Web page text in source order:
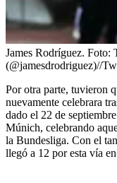
James Rodríguez. Foto:
(@jamesdrodriguez)//
Por otra parte, tuvieron
nuevamente celebrara
dado el 22 de
Múnich, celebrando
la Bundesliga. Con el
llegó a 12 por esta vía